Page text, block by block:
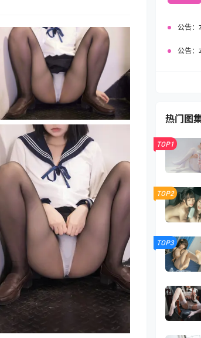
公告：
公告：
热门图
TOP1
TOP2
TOP3